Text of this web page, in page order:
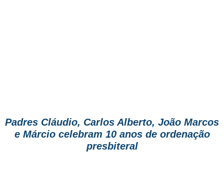
Padres Cláudio, Carlos Alberto, João Marcos
e Márcio celebram 10 anos de ordenação
presbiteral